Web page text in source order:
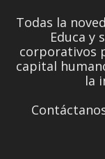
Todas la
Educa y
corporativos
capital
la